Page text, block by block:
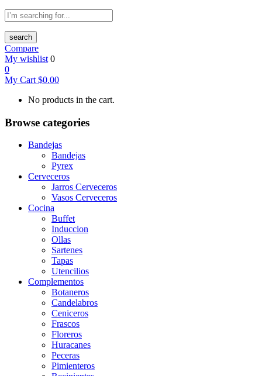
search
Compare
My wishlist 0
0
My Cart $0.00
No products in the cart.
Browse categories
Bandejas
Bandejas
Pyrex
Cerveceros
Jarros Cerveceros
Vasos Cerveceros
Cocina
Buffet
Induccion
Ollas
Sartenes
Tapas
Utencilios
Complementos
Botaneros
Candelabros
Ceniceros
Frascos
Floreros
Huracanes
Peceras
Pimienteros